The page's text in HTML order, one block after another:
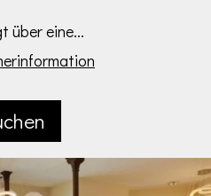
über eine...